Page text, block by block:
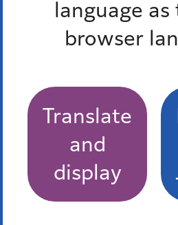
language
browser
Translate
and
display
費用
申込・予約